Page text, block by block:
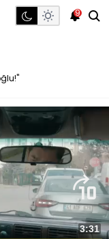
9
3:31